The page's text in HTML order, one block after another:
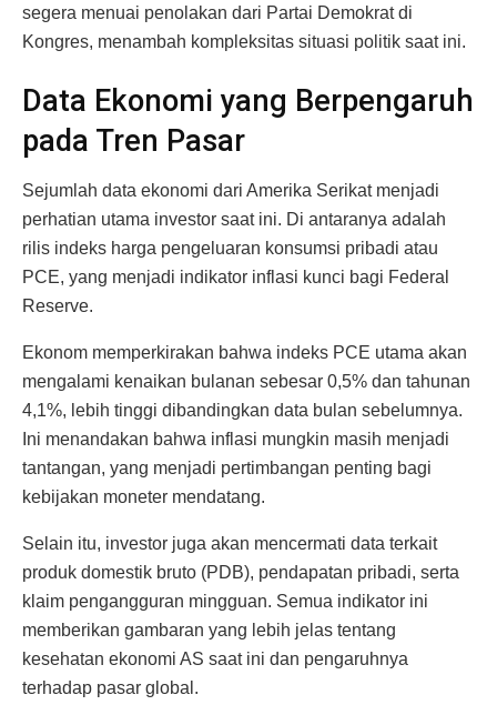
segera menuai penolakan dari Partai Demokrat di
Kongres, menambah kompleksitas situasi politik saat ini.
Data Ekonomi yang Berpengaruh
pada Tren Pasar
Sejumlah data ekonomi dari Amerika Serikat menjadi
perhatian utama investor saat ini. Di antaranya adalah
rilis indeks harga pengeluaran konsumsi pribadi atau
PCE, yang menjadi indikator inflasi kunci bagi Federal
Reserve.
Ekonom memperkirakan bahwa indeks PCE utama akan
mengalami kenaikan bulanan sebesar 0,5% dan tahunan
4,1%, lebih tinggi dibandingkan data bulan sebelumnya.
Ini menandakan bahwa inflasi mungkin masih menjadi
tantangan, yang menjadi pertimbangan penting bagi
kebijakan moneter mendatang.
Selain itu, investor juga akan mencermati data terkait
produk domestik bruto (PDB), pendapatan pribadi, serta
klaim pengangguran mingguan. Semua indikator ini
memberikan gambaran yang lebih jelas tentang
kesehatan ekonomi AS saat ini dan pengaruhnya
terhadap pasar global.